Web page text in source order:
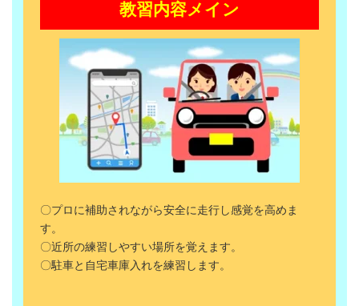
教習内容メイン
〇プロに補助されながら安全に走行し感覚を高めま
す。
〇近所の練習しやすい場所を覚えます。
〇駐車と自宅車庫入れを練習します。